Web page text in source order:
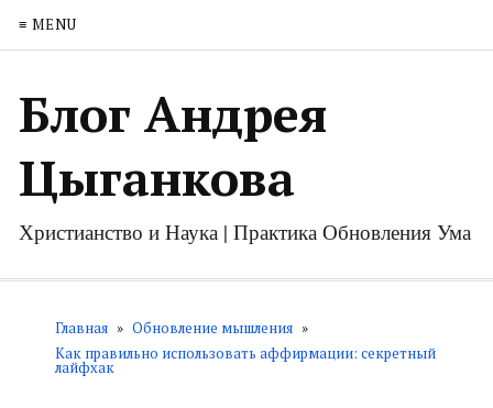
≡ MENU
Блог Андрея
Цыганкова
Христианство и Наука | Практика Обновления Ума
Главная » Обновление мышления »
Как правильно использовать аффирмации: секретный
лайфхак